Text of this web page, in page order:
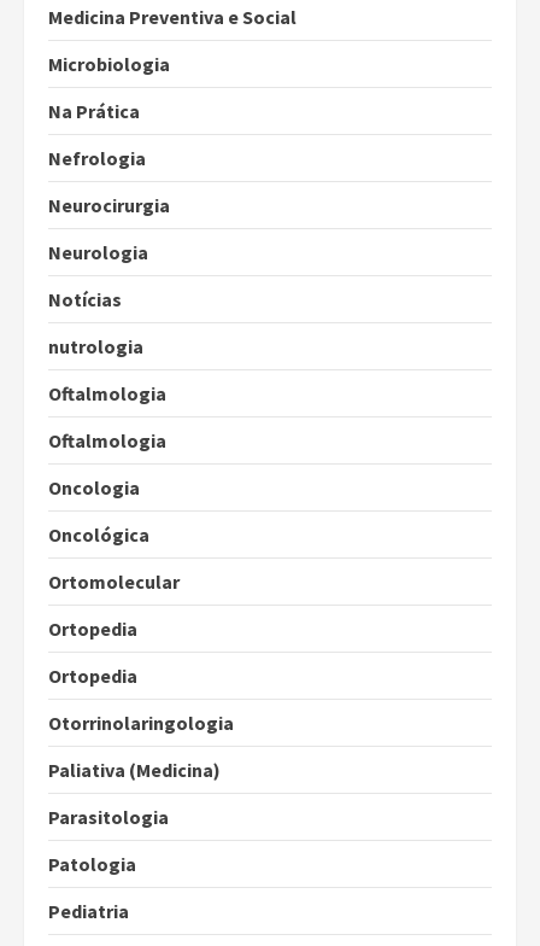
Medicina Preventiva e Social
Microbiologia
Na Prática
Nefrologia
Neurocirurgia
Neurologia
Notícias
nutrologia
Oftalmologia
Oftalmologia
Oncologia
Oncológica
Ortomolecular
Ortopedia
Ortopedia
Otorrinolaringologia
Paliativa (Medicina)
Parasitologia
Patologia
Pediatria